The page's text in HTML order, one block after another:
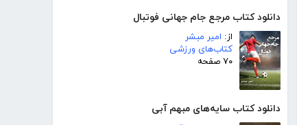
دانلود کتاب مرجع جام جهانی فوتبال
از: امیر مبشر
کتاب‌های ورزشی
۷۰ صفحه
دانلود کتاب سایه‌های مبهم آبی